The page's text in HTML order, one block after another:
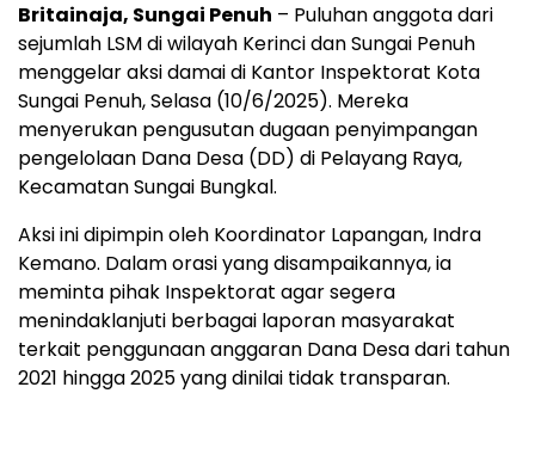
Britainaja, Sungai Penuh – Puluhan anggota dari
sejumlah LSM di wilayah Kerinci dan Sungai Penuh
menggelar aksi damai di Kantor Inspektorat Kota
Sungai Penuh, Selasa (10/6/2025). Mereka
menyerukan pengusutan dugaan penyimpangan
pengelolaan Dana Desa (DD) di Pelayang Raya,
Kecamatan Sungai Bungkal.
Aksi ini dipimpin oleh Koordinator Lapangan, Indra
Kemano. Dalam orasi yang disampaikannya, ia
meminta pihak Inspektorat agar segera
menindaklanjuti berbagai laporan masyarakat
terkait penggunaan anggaran Dana Desa dari tahun
2021 hingga 2025 yang dinilai tidak transparan.